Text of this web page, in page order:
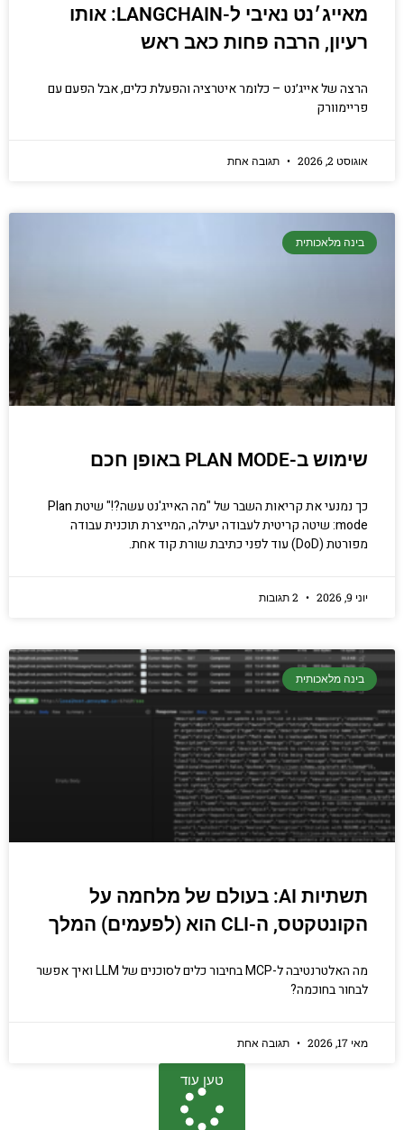
מאייג׳נט נאיבי ל-LANGCHAIN: אותו
רעיון, הרבה פחות כאב ראש
הרצה של אייג׳נט – כלומר איטרציה והפעלת כלים, אבל הפעם עם
פריימוורק
אוגוסט 2, 2026 תגובה אחת
בינה מלאכותית
שימוש ב-PLAN MODE באופן חכם
כך נמנעי את קריאות השבר של "מה האייג'נט עשה?!" שיטת Plan
mode: שיטה קריטית לעבודה יעילה, המייצרת תוכנית עבודה
מפורטת (DoD) עוד לפני כתיבת שורת קוד אחת.
יוני 9, 2026
בינה מלאכותית
תשתיות AI: בעולם של מלחמה על
הקונטקטס, ה-CLI הוא (לפעמים) המלך
מה האלטרנטיבה ל-MCP בחיבור כלים לסוכנים של LLM ואיך אפשר
לבחור בחוכמה?
מאי 17, 2026 תגובה אחת
טען עוד